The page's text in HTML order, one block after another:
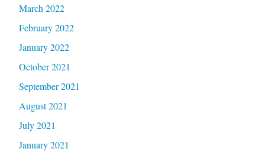
March 2022
February 2022
January 2022
October 2021
September 2021
August 2021
July 2021
January 2021